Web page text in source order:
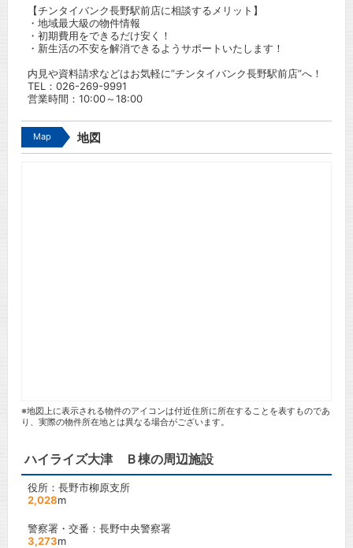
【チンタイバンク長野駅前店に相談するメリット】
・地域最大級の物件情報
・初期費用をできるだけ安く！
・新生活の不安を解消できるようサポートいたします！
内見や資料請求などはお気軽に”チンタイバンク長野駅前店”へ！
TEL： 026-269-9991
営業時間：10:00～18:00
Map 地図
※地図上に表示される物件のアイコンは付近住所に所在することを表すものであ
り、実際の物件所在地とは異なる場合がございます。
ハイライズ大津 Ｂ棟の周辺施設
役所：長野市柳原支所
2,028m
警察署・交番：長野中央警察署
3,273m